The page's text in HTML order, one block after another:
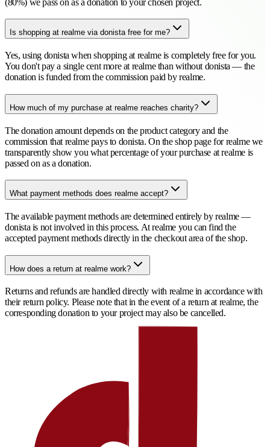
Is shopping at realme via donista free for me?
Yes, using donista when shopping at realme is completely free for you.
You don't pay a single cent more at realme than without donista — the
donation is funded from the commission paid by realme.
How much of my purchase at realme reaches charity?
The donation amount depends on the product category and the
commission that realme pays to donista. On the shop page for realme we
transparently show you what percentage of your purchase at realme is
passed on as a donation.
What payment methods does realme accept?
The available payment methods are determined entirely by realme —
donista is not involved in this process. At realme you can find the
accepted payment methods directly in the checkout area of the shop.
How does a return at realme work?
Returns and refunds are handled directly with realme in accordance with
their return policy. Please note that in the event of a return at realme, the
corresponding donation to your project may also be cancelled.